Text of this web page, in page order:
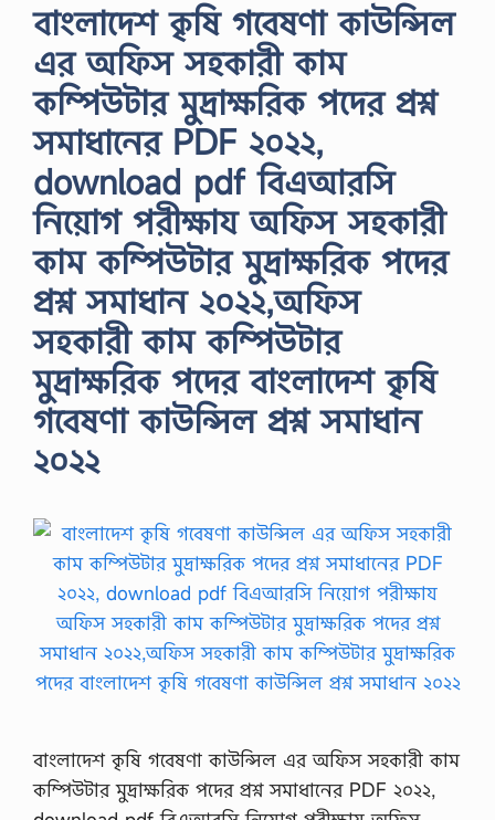
বাংলাদেশ কৃষি গবেষণা কাউন্সিল
এর অফিস সহকারী কাম
কম্পিউটার মুদ্রাক্ষরিক পদের প্রশ্ন
সমাধানের PDF ২০২২,
download pdf বিএআরসি
নিয়োগ পরীক্ষায অফিস সহকারী
কাম কম্পিউটার মুদ্রাক্ষরিক পদের
প্রশ্ন সমাধান ২০২২,অফিস
সহকারী কাম কম্পিউটার
মুদ্রাক্ষরিক পদের বাংলাদেশ কৃষি
গবেষণা কাউন্সিল প্রশ্ন সমাধান
২০২২
বাংলাদেশ কৃষি গবেষণা কাউন্সিল এর অফিস সহকারী কাম
কম্পিউটার মুদ্রাক্ষরিক পদের প্রশ্ন সমাধানের PDF ২০২২,